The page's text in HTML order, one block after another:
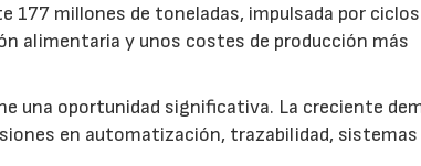
177 millones de toneladas, impulsada por ciclos
alimentaria y unos costes de producción más
una oportunidad significativa. La creciente
en automatización, trazabilidad, sistemas